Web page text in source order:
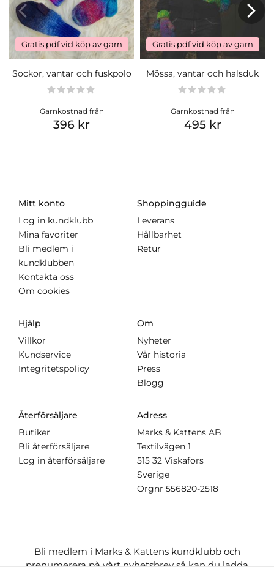
Gratis pdf vid köp av garn
Sockor, vantar och fuskpolo
Garnkostnad från
396 kr
Gratis pdf vid köp av garn
Mössa, vantar och halsduk
Garnkostnad från
495 kr
Mitt konto
Log in kundklubb
Mina favoriter
Bli medlem i
kundklubben
Kontakta oss
Om cookies
Shoppingguide
Leverans
Hållbarhet
Retur
Hjälp
Villkor
Kundservice
Integritetspolicy
Om
Nyheter
Vår historia
Press
Blogg
Återförsäljare
Butiker
Bli återförsäljare
Log in återförsäljare
Adress
Marks & Kattens AB
Textilvägen 1
515 32 Viskafors
Sverige
Orgnr 556820-2518
Bli medlem i Marks & Kattens kundklubb och